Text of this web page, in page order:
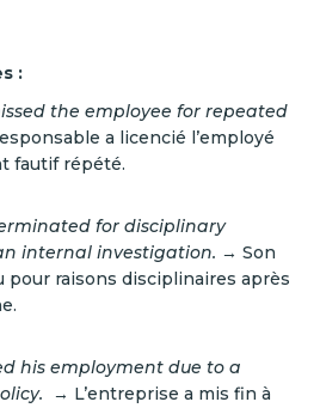
:
the employee for repeated
a licencié l’employé
fautif répété.
for disciplinary
internal investigation. → Son
pour raisons disciplinaires après
his employment due to a
→ L’entreprise a mis fin à